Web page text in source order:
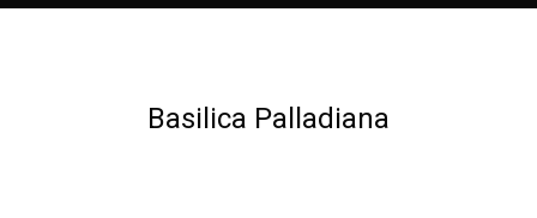
Basilica Palladiana